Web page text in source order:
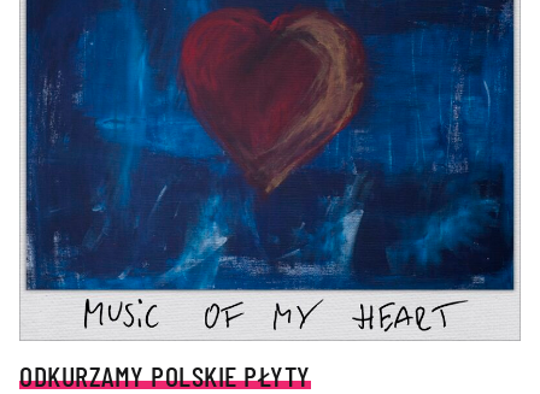
ODKURZAMY POLSKIE PŁYTY